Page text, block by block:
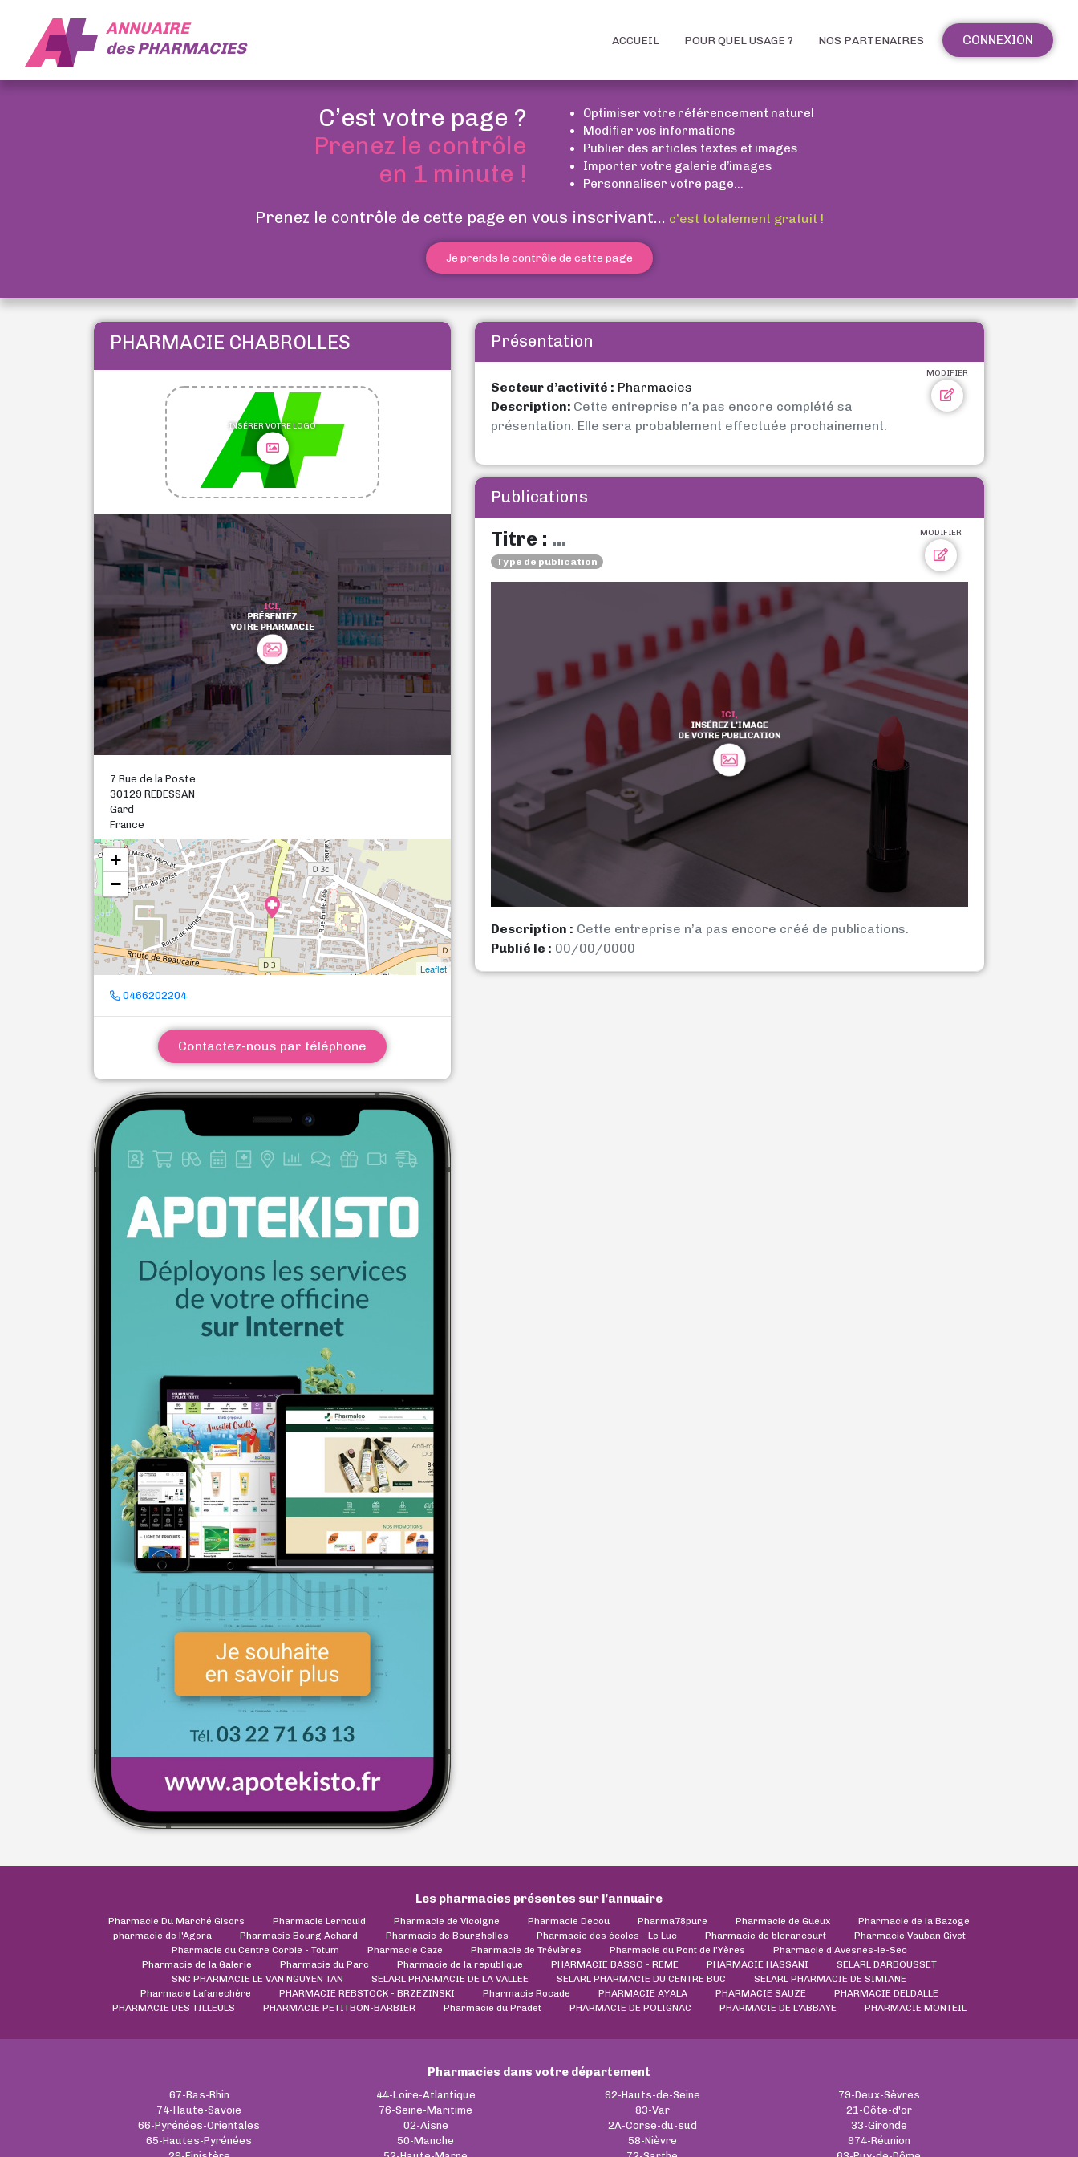
ANNUAIRE
desPHARMACIES ACCUEIL POUR QUEL USAGE ? NOS PARTENAIRES CONNEXION
C’est votre page ?
Prenez le contrôle
en 1 minute !
Optimiser votre référencement naturel
Modifier vos informations
Publier des articles textes et images
Importer votre galerie d’images
Personnaliser votre page...
Prenez le contrôle de cette page en vous inscrivant... c’est totalement gratuit !
Je prends le contrôle de cette page
PHARMACIE CHABROLLES
INSÉRER VOTRE LOGO
7 Rue de la Poste
30129 REDESSAN
Gard
France
+
−
Leaflet
0466202204
Contactez-nous par téléphone
Présentation
MODIFIER
Secteur d’activité : Pharmacies
Description: Cette entreprise n’a pas encore complété sa
présentation. Elle sera probablement effectuée prochainement.
Publications
MODIFIER
Titre : ...
Type de publication
Description : Cette entreprise n’a pas encore créé de publications.
Publié le : 00/00/0000
Les pharmacies présentes sur l’annuaire
Pharmacie Du Marché Gisors Pharmacie Lernould Pharmacie de Vicoigne Pharmacie Decou Pharma78pure Pharmacie de Gueux
Pharmacie de la Bazoge
pharmacie de l'Agora
Pharmacie Bourg Achard Pharmacie de Bourghelles Pharmacie des écoles - Le Luc Pharmacie de blerancourt
Pharmacie Vauban Givet
Pharmacie du Centre Corbie - Totum
Pharmacie Caze Pharmacie de Trévières Pharmacie du Pont de l'Yères
Pharmacie d’Avesnes-le-Sec
Pharmacie de la Galerie
Pharmacie du Parc Pharmacie de la republique PHARMACIE BASSO - REME PHARMACIE HASSANI
SELARL DARBOUSSET
SNC PHARMACIE LE VAN NGUYEN TAN
SELARL PHARMACIE DE LA VALLEE SELARL PHARMACIE DU CENTRE BUC
SELARL PHARMACIE DE SIMIANE
Pharmacie Lafanechère
PHARMACIE REBSTOCK - BRZEZINSKI Pharmacie Rocade PHARMACIE AYALA PHARMACIE SAUZE
PHARMACIE DELDALLE
PHARMACIE DES TILLEULS
PHARMACIE PETITBON-BARBIER Pharmacie du Pradet PHARMACIE DE POLIGNAC PHARMACIE DE L'ABBAYE PHARMACIE MONTEIL
Pharmacies dans votre département
67-Bas-Rhin
74-Haute-Savoie
66-Pyrénées-Orientales
65-Hautes-Pyrénées
44-Loire-Atlantique
76-Seine-Maritime
02-Aisne
50-Manche
92-Hauts-de-Seine
83-Var
2A-Corse-du-sud
58-Nièvre
79-Deux-Sèvres
21-Côte-d'or
33-Gironde
974-Réunion